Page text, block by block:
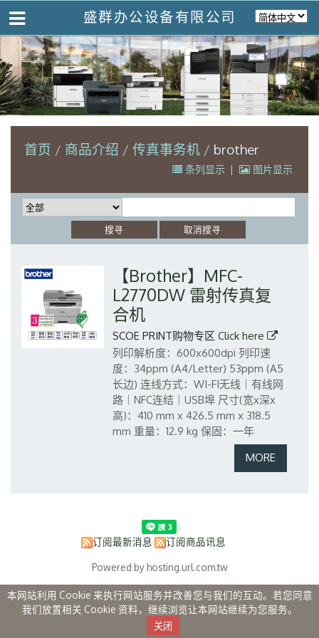
盛群办公设备有限公司
首页 商品介绍 传真事务机 brother
条列显示 | 图片显示
【Brother】MFC-
L2770DW 雷射传真复
合机
SCOE PRINT购物专区 Click here
列印解析度：600x600dpi 列印速
度：34ppm (A4/Letter) 53ppm (A5
长边) 连线方式：WI-FI无线｜有线网
路｜NFC连结｜USB埠 尺寸(宽x深x
高)：410 mm x 426.5 mm x 318.5
mm 重量：12.9 kg 保固：一年
订阅最新消息 订阅商品讯息
Powered by hosting.url.com.tw
本网站利用 Cookie 来执行网站服务并改善您与我们的互动。若您同意
我们放置相关 Cookie 资料，继续浏览让本网站继续为您服务。